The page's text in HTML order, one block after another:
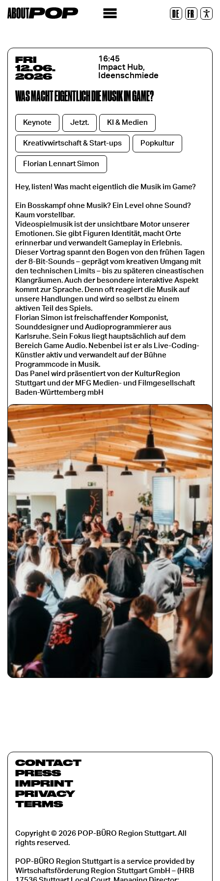
DE FR
FRI
12.06.
2026
16:45
Impact Hub,
Ideenschmiede
WAS MACHT EIGENTLICH DIE MUSIK IM GAME?
Keynote Jetzt. KI & Medien
Kreativwirtschaft & Start-ups Popkultur
Florian Lennart Simon
Hey, listen! Was macht eigentlich die Musik im Game?
Ein Bosskampf ohne Musik? Ein Level ohne Sound?
Kaum vorstellbar.
Videospielmusik ist der unsichtbare Motor unserer
Emotionen. Sie gibt Figuren Identität, macht Orte
erinnerbar und verwandelt Gameplay in Erlebnis.
Dieser Vortrag spannt den Bogen von den frühen Tagen
der 8-Bit-Sounds – geprägt vom kreativen Umgang mit
den technischen Limits – bis zu späteren cineastischen
Klangräumen. Auch der besondere interaktive Aspekt
kommt zur Sprache. Denn oft reagiert die Musik auf
unsere Handlungen und wird so selbst zu einem
aktiven Teil des Spiels.
Florian Simon ist freischaffender Komponist,
Sounddesigner und Audioprogrammierer aus
Karlsruhe. Sein Fokus liegt hauptsächlich auf dem
Bereich Game Audio. Nebenbei ist er als Live-Coding-
Künstler aktiv und verwandelt auf der Bühne
Programmcode in Musik.
Das Panel wird präsentiert von der KulturRegion
Stuttgart und der MFG Medien- und Filmgesellschaft
Baden-Württemberg mbH
CONTACT
PRESS
IMPRINT
PRIVACY
TERMS
Copyright © 2026 POP-BÜRO Region Stuttgart. All
rights reserved.
POP-BÜRO Region Stuttgart is a service provided by
Wirtschaftsförderung Region Stuttgart GmbH – (HRB